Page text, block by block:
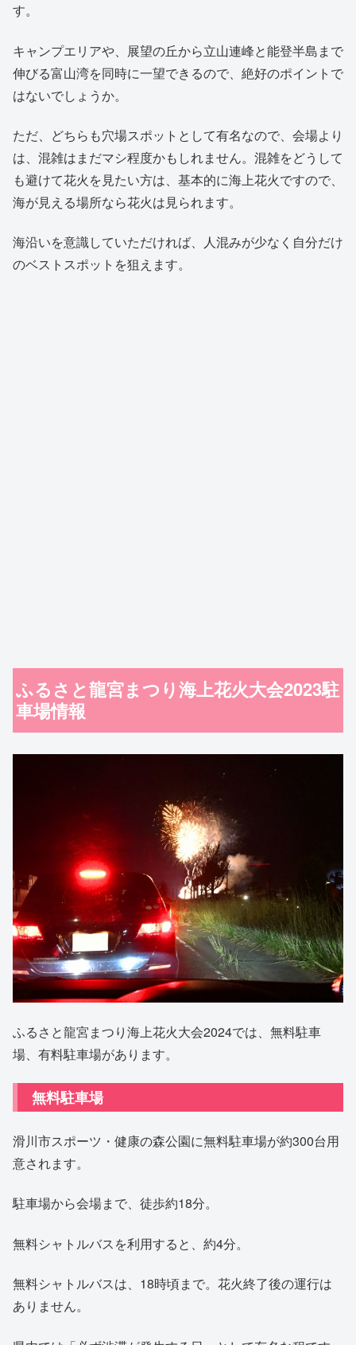
す。
キャンプエリアや、展望の丘から立山連峰と能登半島まで
伸びる富山湾を同時に一望できるので、絶好のポイントで
はないでしょうか。
ただ、どちらも穴場スポットとして有名なので、会場より
は、混雑はまだマシ程度かもしれません。混雑をどうして
も避けて花火を見たい方は、基本的に海上花火ですので、
海が見える場所なら花火は見られます。
海沿いを意識していただければ、人混みが少なく自分だけ
のベストスポットを狙えます。
ふるさと龍宮まつり海上花火大会2023駐
車場情報
ふるさと龍宮まつり海上花火大会2024では、無料駐車
場、有料駐車場があります。
無料駐車場
滑川市スポーツ・健康の森公園に無料駐車場が約300台用
意されます。
駐車場から会場まで、徒歩約18分。
無料シャトルバスを利用すると、約4分。
無料シャトルバスは、18時頃まで。花火終了後の運行は
ありません。